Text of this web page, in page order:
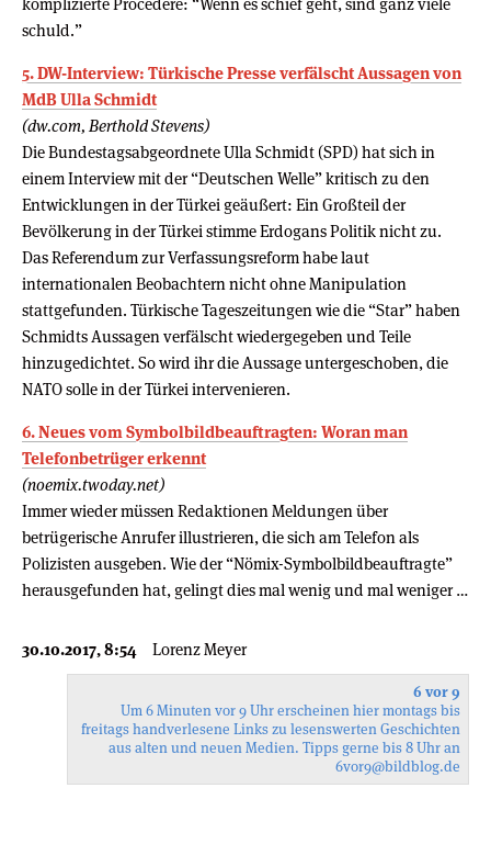
schuld.”
5. DW-Interview: Türkische Presse verfälscht Aussagen von
MdB Ulla Schmidt
(dw.com, Berthold Stevens)
Die Bundestagsabgeordnete Ulla Schmidt (SPD) hat sich in
einem Interview mit der “Deutschen Welle” kritisch zu den
Entwicklungen in der Türkei geäußert: Ein Großteil der
Bevölkerung in der Türkei stimme Erdogans Politik nicht zu.
Das Referendum zur Verfassungsreform habe laut
internationalen Beobachtern nicht ohne Manipulation
stattgefunden. Türkische Tageszeitungen wie die “Star” haben
Schmidts Aussagen verfälscht wiedergegeben und Teile
hinzugedichtet. So wird ihr die Aussage untergeschoben, die
NATO solle in der Türkei intervenieren.
6. Neues vom Symbolbildbeauftragten: Woran man
Telefonbetrüger erkennt
(noemix.twoday.net)
Immer wieder müssen Redaktionen Meldungen über
betrügerische Anrufer illustrieren, die sich am Telefon als
Polizisten ausgeben. Wie der “Nömix-Symbolbildbeauftragte”
herausgefunden hat, gelingt dies mal wenig und mal weniger …
30.10.2017, 8:54 Lorenz Meyer
6 vor 9
Um 6 Minuten vor 9 Uhr erscheinen hier montags bis
freitags handverlesene Links zu lesenswerten Geschichten
aus alten und neuen Medien. Tipps gerne bis 8 Uhr an
6vor9@bildblog.de